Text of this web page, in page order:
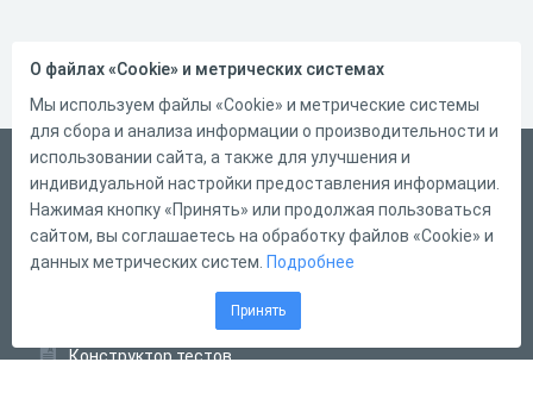
Русский
Справка
Форма обратной связи
Конструктор тестов
О файлах «Cookie» и метрических системах
Мы используем файлы «Cookie» и метрические системы
для сбора и анализа информации о производительности и
использовании сайта, а также для улучшения и
индивидуальной настройки предоставления информации.
Нажимая кнопку «Принять» или продолжая пользоваться
сайтом, вы соглашаетесь на обработку файлов «Cookie» и
данных метрических систем. Подробнее
Принять